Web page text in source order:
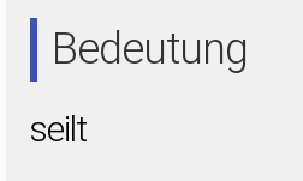
Bedeutung
seilt